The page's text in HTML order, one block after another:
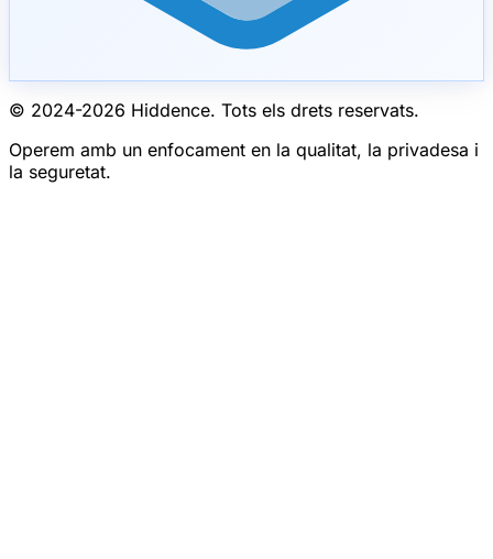
© 2024-2026 Hiddence. Tots els drets reservats.
Operem amb un enfocament en la qualitat, la privadesa i
la seguretat.